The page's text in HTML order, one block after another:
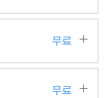
무료
무료